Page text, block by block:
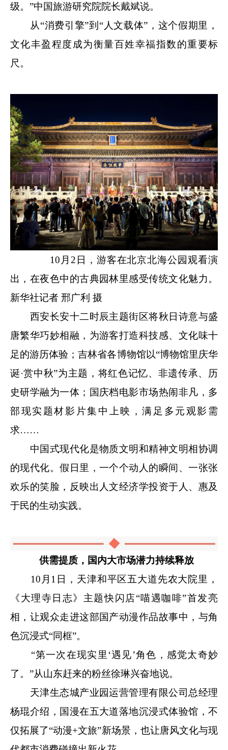
级。”中国旅游研究院院长戴斌说。
从“消费引擎”到“人文载体”，这个假期里，
文化丰盈程度成为衡量百姓幸福指数的重要标
尺。
10月2日，游客在北京北海公园观看演
出，在夜色中的古典园林里感受传统文化魅力。
新华社记者 邢广利 摄
西安长安十二时辰主题街区将秋日诗意与盛
唐繁华巧妙相融，为游客打造科技感、文化味十
足的游历体验；吉林省各博物馆以“博物馆里庆华
诞·赏中秋”为主题，将红色记忆、非遗传承、历
史研学融为一体；国庆档电影市场热闹非凡，多
部现实题材影片集中上映，满足多元观影需
求……
中国式现代化是物质文明和精神文明相协调
的现代化。假日里，一个个动人的瞬间、一张张
欢乐的笑脸，反映出人文经济学投资于人、惠及
于民的生动实践。
供需提质，国内大市场潜力持续释放
10月1日，天津和平区五大道先农大院里，
《大理寺日志》主题快闪店“喵遇咖啡”首发亮
相，让观众走进这部国产动漫作品故事中，与角
色沉浸式“同框”。
“第一次在现实里‘遇见’角色，感觉太奇妙
了。”从山东赶来的粉丝徐琳兴奋地说。
天津生态城产业园运营管理有限公司总经理
杨琨介绍，国漫在五大道落地沉浸式体验馆，不
仅拓展了“动漫+文旅”新场景，也让唐风文化与现